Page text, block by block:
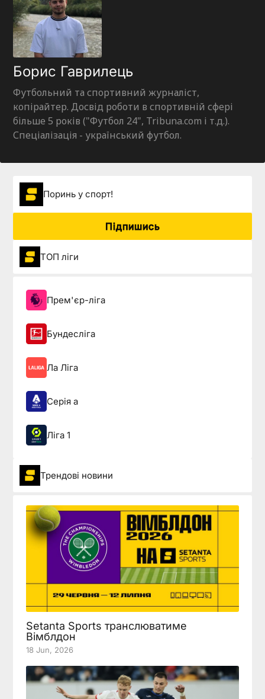
Борис Гаврилець
Футбольний та спортивний журналіст,
копірайтер. Досвід роботи в спортивній сфері
більше 5 років ("Футбол 24", Tribuna.com і т.д.).
Спеціалізація - український футбол.
Поринь у спорт!
Підпишись
ТОП ліги
Прем'єр-ліга
Бундесліга
Ла Ліга
Серія а
Ліга 1
Трендові новини
Setanta Sports транслюватиме
Вімблдон
18 Jun, 2026